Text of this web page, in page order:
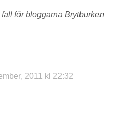
för bloggarna Brytburken
2011 kl 22:32